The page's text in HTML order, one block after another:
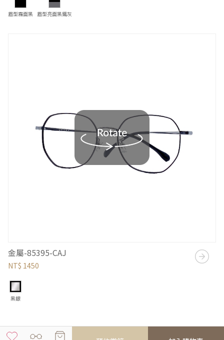
眉型霧面黑 眉型亮面黑鐵灰
金屬-85395-CAJ
NT$ 1450
黑銀